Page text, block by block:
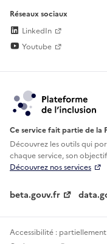
Réseaux sociaux
LinkedIn
Youtube
Ce service fait partie de la
Découvrez les outils qui
chaque service, son
Découvrez nos services
beta.gouv.fr
Accessibilité :